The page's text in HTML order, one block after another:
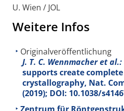
U. Wien / JOL
Weitere Infos
Originalveröffentlichung
J. T. C. Wennmacher et al.:
supports create
crystallography, Nat.
(2019); DOI: 10.1038/